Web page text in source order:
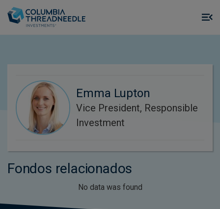
Emma Lupton
Vice President, Responsible
Investment
Fondos relacionados
No data was found